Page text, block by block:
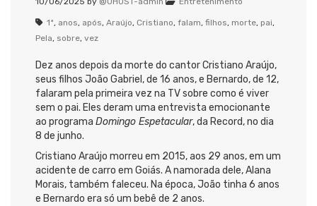
1ª, anos, após, Araújo, Cristiano, falam, filhos, morte, pai,
Pela, sobre, vez
Dez anos depois da morte do cantor Cristiano Araújo,
seus filhos João Gabriel, de 16 anos, e Bernardo, de 12,
falaram pela primeira vez na TV sobre como é viver
sem o pai. Eles deram uma entrevista emocionante
ao programa Domingo Espetacular, da Record, no dia
8 de junho.
Cristiano Araújo morreu em 2015, aos 29 anos, em um
acidente de carro em Goiás. A namorada dele, Alana
Morais, também faleceu. Na época, João tinha 6 anos
e Bernardo era só um bebê de 2 anos.